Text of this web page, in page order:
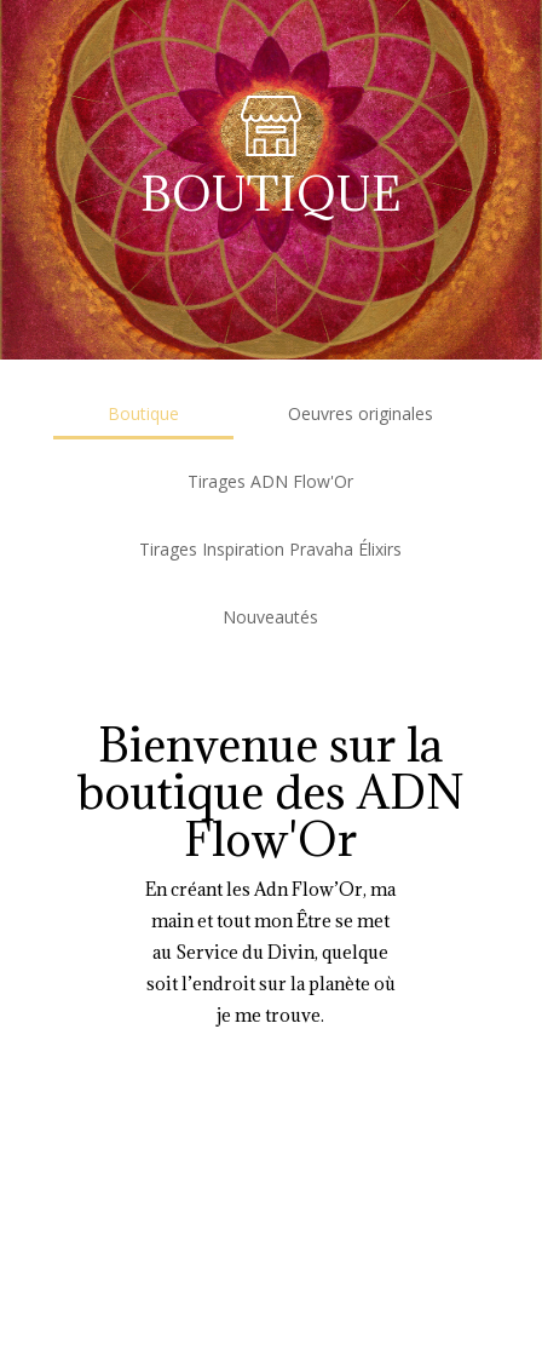
BOUTIQUE
Boutique Oeuvres originales
Tirages ADN Flow'Or
Tirages Inspiration Pravaha Élixirs
Nouveautés
Bienvenue sur la
boutique des ADN
Flow'Or
En créant les Adn Flow’Or, ma
main et tout mon Être se met
au Service du Divin, quelque
soit l’endroit sur la planète où
je me trouve.